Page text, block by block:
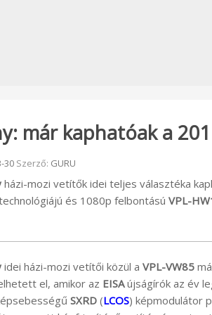
már kaphatóak a
30 Szerző: GURU
házi-mozi vetítők idei teljes választéka
és 1080p felbontású VPL-
idei házi-mozi vetítői közül a VPL-VW85
el, amikor az EISAújságírók az év
SXRD (LCOS) képmodulátor